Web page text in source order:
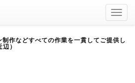
作などすべての作業を一貫してご提供し
）